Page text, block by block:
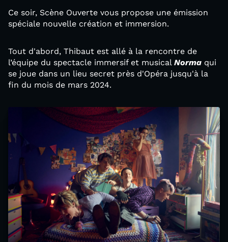
Ce soir, Scène Ouverte vous propose une émission
spéciale nouvelle création et immersion.
Tout d'abord, Thibaut est allé à la rencontre de
l’équipe du spectacle immersif et musical Norma qui
se joue dans un lieu secret près d'Opéra jusqu'à la
fin du mois de mars 2024.